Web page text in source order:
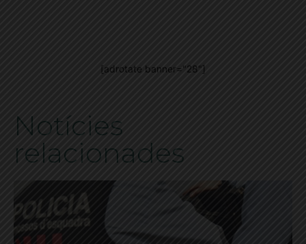
[adrotate banner="28"]
Notícies
relacionades